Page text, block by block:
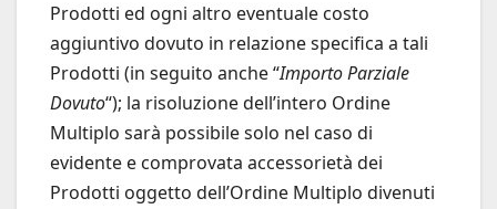
Prodotti ed ogni altro eventuale costo
aggiuntivo dovuto in relazione specifica a tali
Prodotti (in seguito anche “Importo Parziale
Dovuto“); la risoluzione dell’intero Ordine
Multiplo sarà possibile solo nel caso di
evidente e comprovata accessorietà dei
Prodotti oggetto dell’Ordine Multiplo divenuti